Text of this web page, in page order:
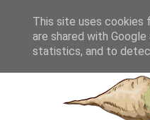
This site uses cookies
are shared with
statistics, and to